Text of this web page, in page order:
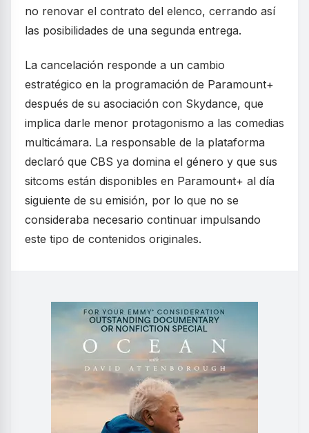
no renovar el contrato del elenco, cerrando así
las posibilidades de una segunda entrega.
La cancelación responde a un cambio
estratégico en la programación de Paramount+
después de su asociación con Skydance, que
implica darle menor protagonismo a las comedias
multicámara. La responsable de la plataforma
declaró que CBS ya domina el género y que sus
sitcoms están disponibles en Paramount+ al día
siguiente de su emisión, por lo que no se
consideraba necesario continuar impulsando
este tipo de contenidos originales.